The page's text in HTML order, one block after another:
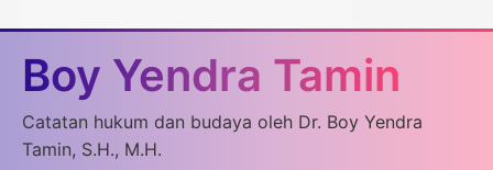
Boy Yendra Tamin
Catatan hukum dan budaya oleh Dr. Boy Yendra
Tamin, S.H., M.H.